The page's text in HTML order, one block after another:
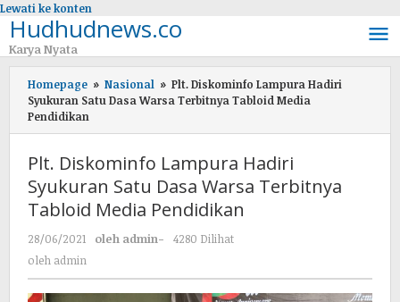
Lewati ke konten
Hudhudnews.co
Karya Nyata
Homepage » Nasional » Plt. Diskominfo Lampura Hadiri
Syukuran Satu Dasa Warsa Terbitnya Tabloid Media
Pendidikan
Plt. Diskominfo Lampura Hadiri
Syukuran Satu Dasa Warsa Terbitnya
Tabloid Media Pendidikan
28/06/2021 oleh admin-
4280 Dilihat
oleh admin